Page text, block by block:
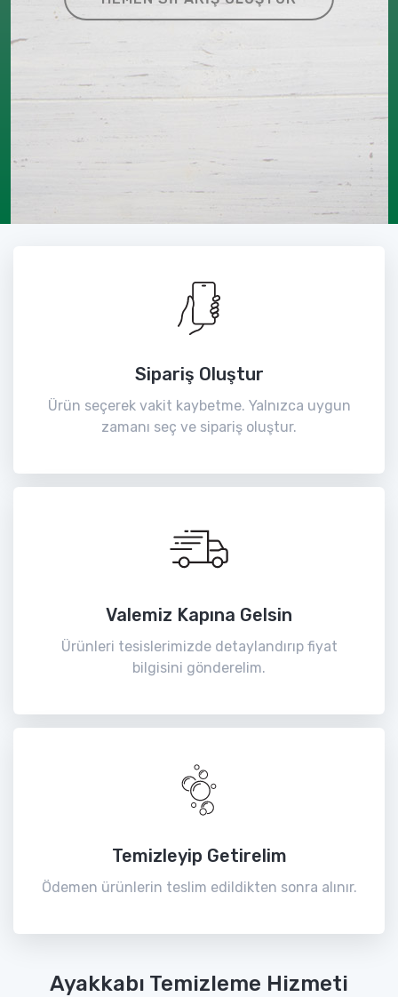
Sipariş Oluştur
Ürün seçerek vakit kaybetme. Yalnızca uygun
zamanı seç ve sipariş oluştur.
Valemiz Kapına Gelsin
Ürünleri tesislerimizde detaylandırıp fiyat
bilgisini gönderelim.
Temizleyip Getirelim
Ödemen ürünlerin teslim edildikten sonra alınır.
Ayakkabı Temizleme Hizmeti